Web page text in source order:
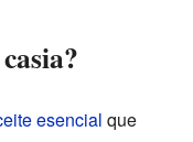
esencial que